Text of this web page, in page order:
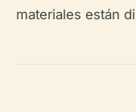
materiales están